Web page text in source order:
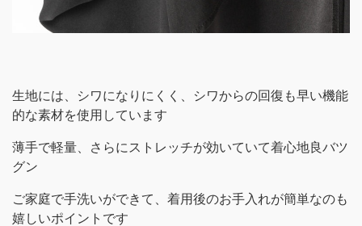
生地には、シワになりにくく、シワからの回復も早い機能
的な素材を使用しています
薄手で軽量、さらにストレッチが効いていて着心地良バツ
グン
ご家庭で手洗いができて、着用後のお手入れが簡単なのも
嬉しいポイントです